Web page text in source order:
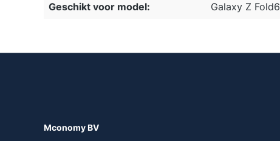
Geschikt voor model:
Galaxy Z Fold6
Mconomy BV